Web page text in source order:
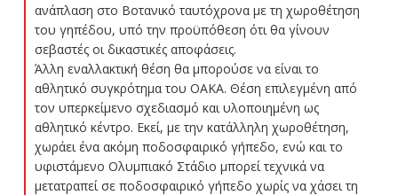
ανάπλαση στο Βοτανικό ταυτόχρονα με τη χωροθέτηση
του γηπέδου, υπό την προϋπόθεση ότι θα γίνουν
σεβαστές οι δικαστικές αποφάσεις.
Άλλη εναλλακτική θέση θα μπορούσε να είναι το
αθλητικό συγκρότημα του ΟΑΚΑ. Θέση επιλεγμένη από
τον υπερκείμενο σχεδιασμό και υλοποιημένη ως
αθλητικό κέντρο. Εκεί, με την κατάλληλη χωροθέτηση,
χωράει ένα ακόμη ποδοσφαιρικό γήπεδο, ενώ και το
υφιστάμενο Ολυμπιακό Στάδιο μπορεί τεχνικά να
μετατραπεί σε ποδοσφαιρικό γήπεδο χωρίς να χάσει τη